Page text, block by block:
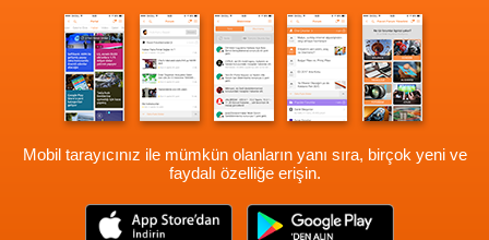
Mobil tarayıcınız ile mümkün olanların yanı sıra, birçok yeni ve
faydalı özelliğe erişin.